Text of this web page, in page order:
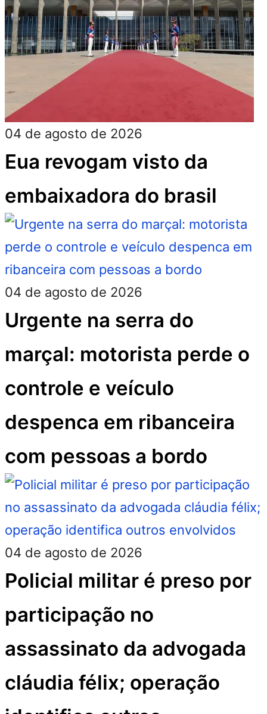
04 de agosto de 2026
Eua revogam visto da
embaixadora do brasil
04 de agosto de 2026
Urgente na serra do
marçal: motorista perde o
controle e veículo
despenca em ribanceira
com pessoas a bordo
04 de agosto de 2026
Policial militar é preso por
participação no
assassinato da advogada
cláudia félix; operação